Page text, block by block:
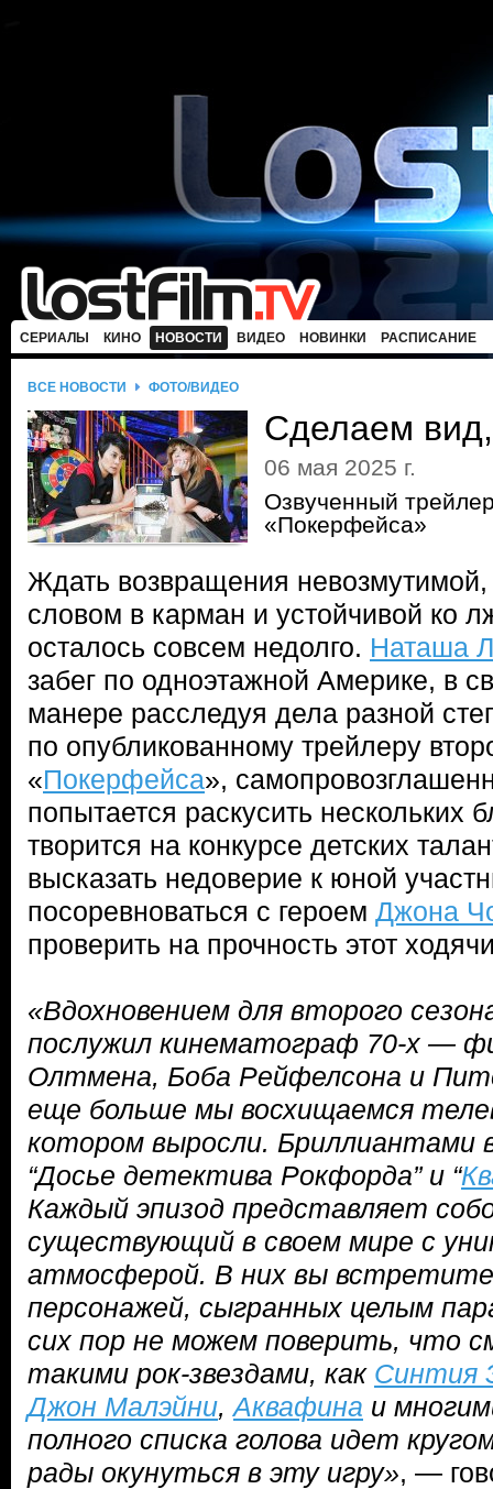
СЕРИАЛЫ КИНО НОВОСТИ ВИДЕО НОВИНКИ РАСПИСАНИЕ
ВСЕ НОВОСТИ ФОТО/ВИДЕО
Сделаем
06 мая 2025 г.
Озвученный
«Покерфейса»
Ждать возвращения
словом в карман и устойчивой ко
осталось совсем недолго. Наташа
забег по одноэтажной Америке, в
манере расследуя дела разной
по опубликованному трейлеру
«Покерфейса»,
попытается раскусить нескольких
творится на конкурсе детских
высказать недоверие к юной
посоревноваться с героем Джона
проверить на прочность этот
«Вдохновением для второго
послужил кинематограф 70-х —
Олтмена, Боба Рейфелсона и
еще больше мы восхищаемся
котором выросли. Бриллиантами
“Досье детектива Рокфорда” и “
Каждый эпизод представляет
существующий в своем мире с
атмосферой. В них вы
персонажей, сыгранных целым
сих пор не можем поверить, что
такими рок-звездами, как Синтия
Джон Малэйни,Аквафина и
полного списка голова идет
рады окунуться в эту игру», —